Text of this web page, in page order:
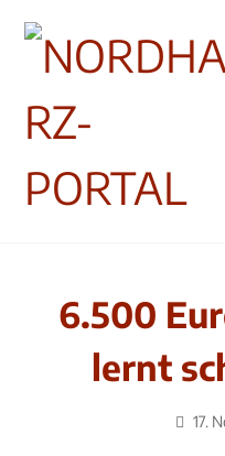
6.500
lernt
17.